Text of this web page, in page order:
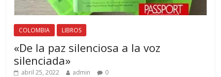
COLOMBIA LIBROS
«De la paz silenciosa a la voz
silenciada»
abril 25, 2022 admin 0